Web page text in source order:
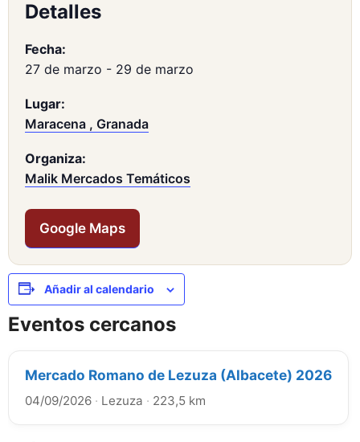
Detalles
Fecha:
27 de marzo - 29 de marzo
Lugar:
Maracena , Granada
Organiza:
Malik Mercados Temáticos
Google Maps
Añadir al calendario
Eventos cercanos
Mercado Romano de Lezuza (Albacete) 2026
04/09/2026 · Lezuza · 223,5 km